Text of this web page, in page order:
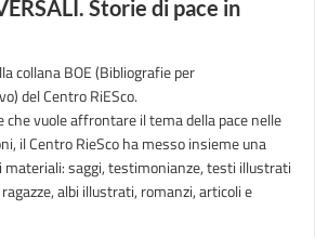
Storie di pace in
collana BOE (Bibliografie per
del Centro RiESco.
che vuole affrontare il tema della pace nelle
il Centro RieSco ha messo insieme una
materiali: saggi, testimonianze, testi illustrati
albi illustrati, romanzi, articoli e